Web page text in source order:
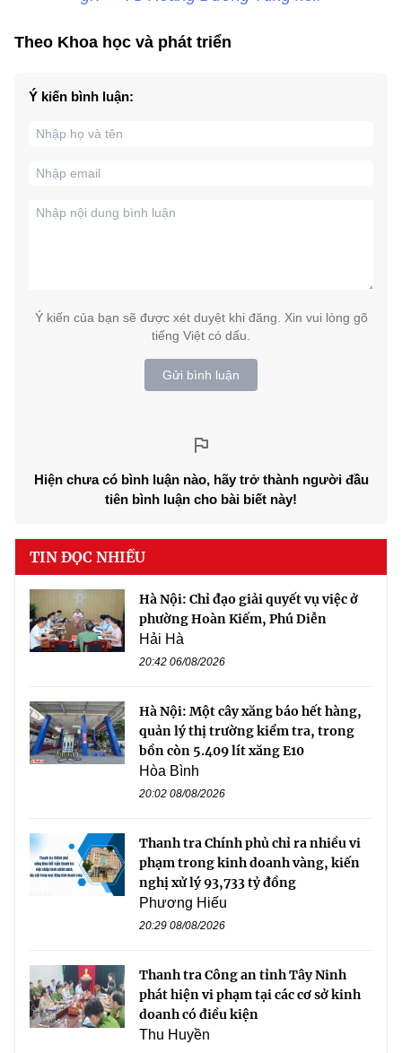
Theo Khoa học và phát triển
Ý kiến bình luận:
Ý kiến của bạn sẽ được xét duyệt khi đăng. Xin vui lòng gõ
tiếng Việt có dấu.
Gửi bình luận
Hiện chưa có bình luận nào, hãy trở thành người đầu
tiên bình luận cho bài biết này!
TIN ĐỌC NHIỀU
Hà Nội: Chỉ đạo giải quyết vụ việc ở
phường Hoàn Kiếm, Phú Diễn
Hải Hà
20:42 06/08/2026
Hà Nội: Một cây xăng báo hết hàng,
quản lý thị trường kiểm tra, trong
bồn còn 5.409 lít xăng E10
Hòa Bình
20:02 08/08/2026
Thanh tra Chính phủ chỉ ra nhiều vi
phạm trong kinh doanh vàng, kiến
nghị xử lý 93,733 tỷ đồng
Phương Hiếu
20:29 08/08/2026
Thanh tra Công an tỉnh Tây Ninh
phát hiện vi phạm tại các cơ sở kinh
doanh có điều kiện
Thu Huyền